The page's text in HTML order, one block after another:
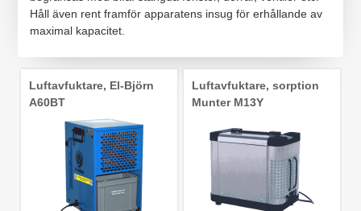
Håll även rent framför apparatens insug för erhållande av
maximal kapacitet.
Luftavfuktare, El-Björn
A60BT
Luftavfuktare, sorption
Munter M13Y